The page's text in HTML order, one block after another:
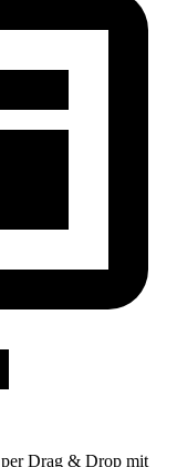
Drag & Drop mit